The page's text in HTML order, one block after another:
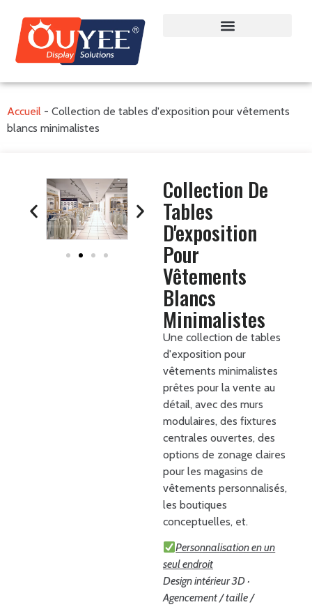
Accueil - Collection de tables d'exposition pour vêtements
blancs minimalistes
Collection De
Tables
D'exposition
Pour
Vêtements
Blancs
Minimalistes
Une collection de tables
d'exposition pour
vêtements minimalistes
prêtes pour la vente au
détail, avec des murs
modulaires, des fixtures
centrales ouvertes, des
options de zonage claires
pour les magasins de
vêtements personnalisés,
les boutiques
conceptuelles, et.
Personnalisation en un
seul endroit
Design intérieur 3D ·
Agencement / taille /